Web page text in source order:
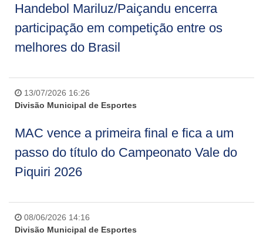
Handebol Mariluz/Paiçandu encerra
participação em competição entre os
melhores do Brasil
13/07/2026 16:26
Divisão Municipal de Esportes
MAC vence a primeira final e fica a um
passo do título do Campeonato Vale do
Piquiri 2026
08/06/2026 14:16
Divisão Municipal de Esportes